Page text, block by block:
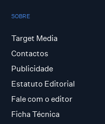
SOBRE
Target Media
Contactos
Publicidade
Estatuto Editorial
Fale com o editor
Ficha Técnica